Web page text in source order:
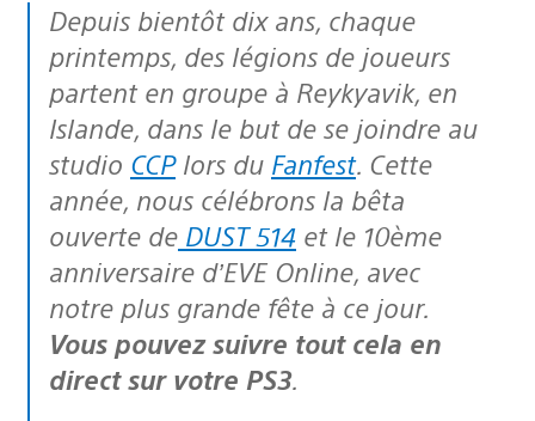
Depuis bientôt dix ans, chaque
printemps, des légions de joueurs
partent en groupe à Reykyavik, en
Islande, dans le but de se joindre au
studio CCPlors du Fanfest. Cette
année, nous célébrons la bêta
ouverte de DUST 514 et le 10ème
anniversaire d’EVE Online, avec
notre plus grande fête à ce jour.
Vous pouvez suivre tout cela en
direct sur votre PS3.